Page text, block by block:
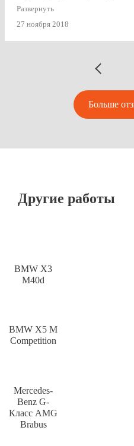
будущем, думаю, будем так же
Развернуть
27 ноября 2018
Больше
Другие работы
BMW X3
M40d
BMW X5 M
Competition
Mercedes-
Benz G-
Класс AMG
Brabus